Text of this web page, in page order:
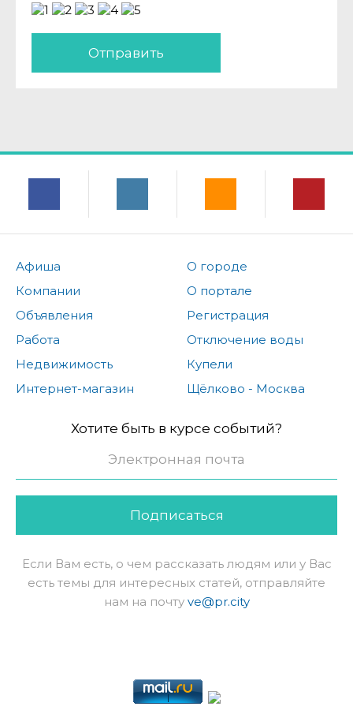
Отправить
Афиша
Компании
Объявления
Работа
Недвижимость
Интернет-магазин
О городе
О портале
Регистрация
Отключение воды
Купели
Щёлково - Москва
Хотите быть в курсе событий?
Подписаться
Если Вам есть, о чем рассказать людям или у Вас
есть темы для интересных статей, отправляйте
нам на почту ve@pr.city